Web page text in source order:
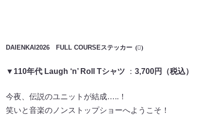
DAIENKAI2026 FULL COURSEステッカー
▼ 110年代 Laugh ‘n’ Roll Tシャツ ： 3,700円（税込）
今夜、伝説のユニットが結成…..！
笑いと音楽のノンストップショーへようこそ！